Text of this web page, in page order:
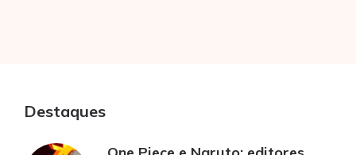
Destaques